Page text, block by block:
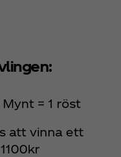
= 1 röst
att vinna ett